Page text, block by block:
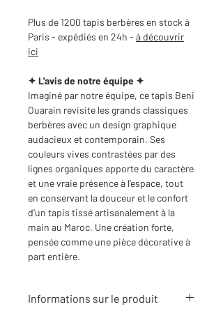
Plus de 1200 tapis berbères en stock à
Paris - expédiés en 24h - à découvrir
ici
✦ L'avis de notre équipe ✦
Imaginé par notre équipe, ce tapis Beni
Ouarain revisite les grands classiques
berbères avec un design graphique
audacieux et contemporain. Ses
couleurs vives contrastées par des
lignes organiques apporte du caractère
et une vraie présence à l’espace, tout
en conservant la douceur et le confort
d’un tapis tissé artisanalement à la
main au Maroc. Une création forte,
pensée comme une pièce décorative à
part entière.
Informations sur le produit